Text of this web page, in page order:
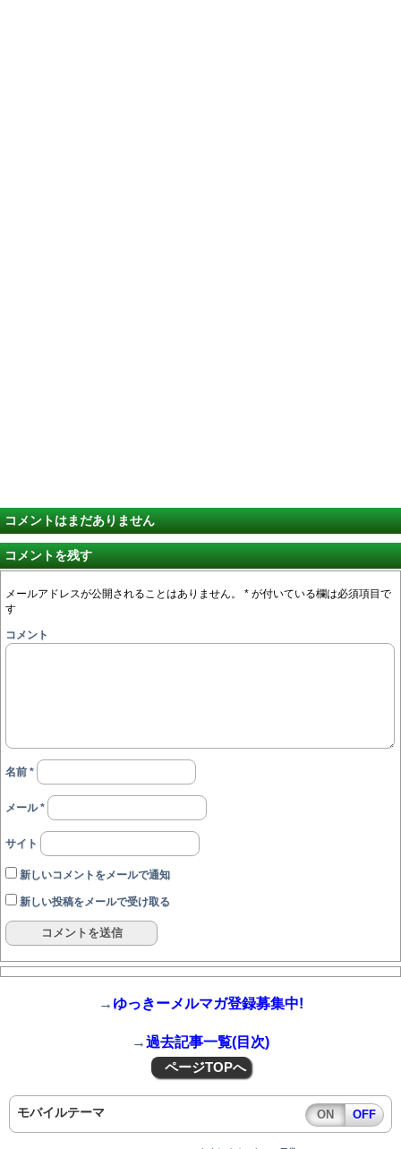
コメントはまだありません
コメントを残す
メールアドレスが公開されることはありません。 * が付いている欄は必須項目で
す
コメント
名前 *
メール*
サイト
新しいコメントをメールで通知
新しい投稿をメールで受け取る
→ ゆっきーメルマガ登録募集中!
→過去記事一覧(目次)
ページTOPへ
モバイルテーマ ON OFF